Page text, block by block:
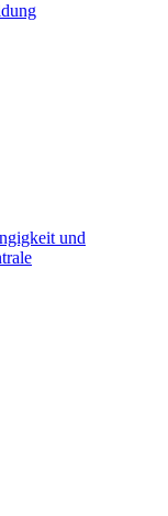
und